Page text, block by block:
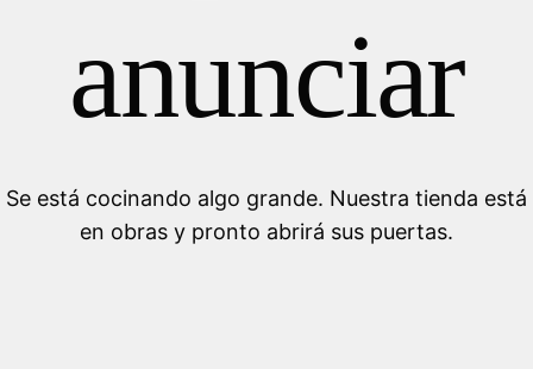
anunciar
Se está cocinando algo grande. Nuestra tienda está
en obras y pronto abrirá sus puertas.